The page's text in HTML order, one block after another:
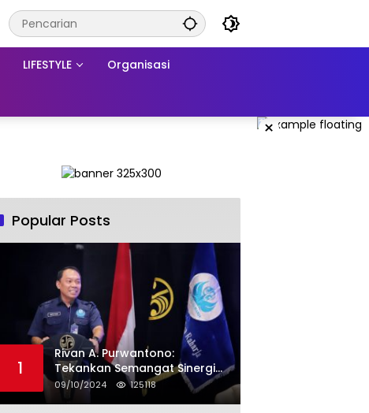
LIFESTYLE Organisasi
×
Popular Posts
1
Rivan A. Purwantono:
Tekankan Semangat Sinergi
dan Kolaborasi dalam
Rakernas Serikat Pekerja Jasa
09/10/2024 125118